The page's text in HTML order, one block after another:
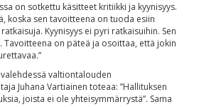
on sotkettu käsitteet kritiikki ja kyynisyys.
koska sen tavoitteena on tuoda esiin
Kyynisyys ei pyri ratkaisuihin. Sen
Tavoitteena on päteä ja osoittaa, että jokin
valtiontalouden
Juhana Vartiainen toteaa: ”Hallituksen
joista ei ole yhteisymmärrystä”. Sama